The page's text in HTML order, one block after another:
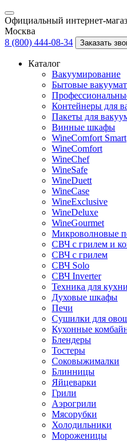
Официальный интернет-
Москва
8 (800) 444-08-34
Заказать
Каталог
Вакуумирование
Бытовые
Контейнеры для
Пакеты для
Винные шкафы
WineComfort Smart
WineComfort
WineChef
WineSafe
WineDuett
WineCase
WineExclusive
WineDeluxe
WineGourmet
Микроволновые
СВЧ с грилем и
СВЧ с грилем
СВЧ Solo
СВЧ Inverter
Техника для кухни
Духовые шкафы
Печи
Сушилки для
Кухонные
Блендеры
Тостеры
Соковыжималки
Блинницы
Яйцеварки
Грили
Аэрогрили
Мясорубки
Холодильники
Мороженицы